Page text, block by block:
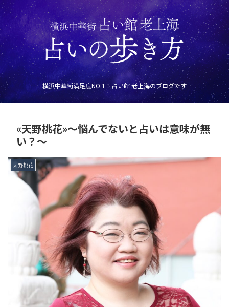
横浜中華街満足度NO.1！占い館 老上海のブログです
«天野桃花»～悩んでないと占いは意味が無
い？～
天野桃花